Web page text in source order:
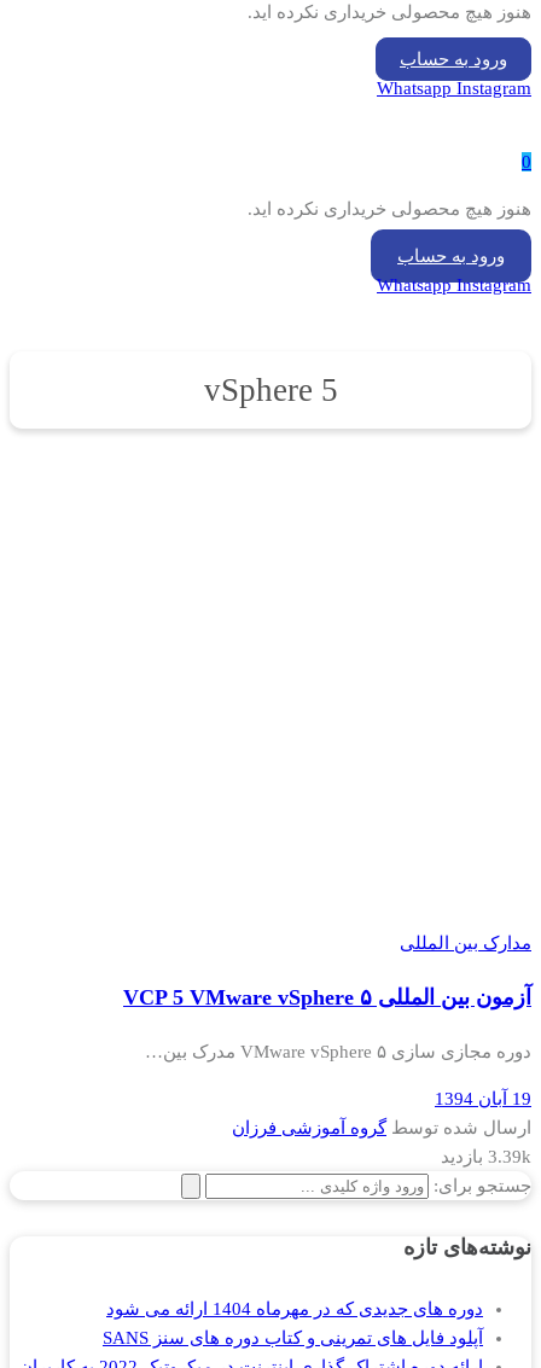
هنوز هیچ محصولی خریداری نکرده اید.
ورود به حساب
Whatsapp Instagram
0
هنوز هیچ محصولی خریداری نکرده اید.
ورود به حساب
Whatsapp Instagram
vSphere 5
مدارک بین المللی
آزمون بین المللی ۵ VCP 5 VMware vSphere
دوره مجازی سازی ۵ VMware vSphere مدرک بین…
19 آبان 1394
ارسال شده توسطگروه آموزشی فرزان
3.39k بازدید
جستجو برای:
نوشته‌های تازه
دوره های جدیدی که در مهرماه 1404 ارائه می شود
آپلود فایل های تمرینی و کتاب دوره های سنز SANS